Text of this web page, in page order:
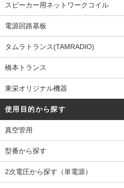
スピーカー用ネットワークコイル
電源回路基板
タムラトランス(TAMRADIO)
橋本トランス
東栄オリジナル機器
使用目的から探す
真空管用
型番から探す
2次電圧から探す（単電源）